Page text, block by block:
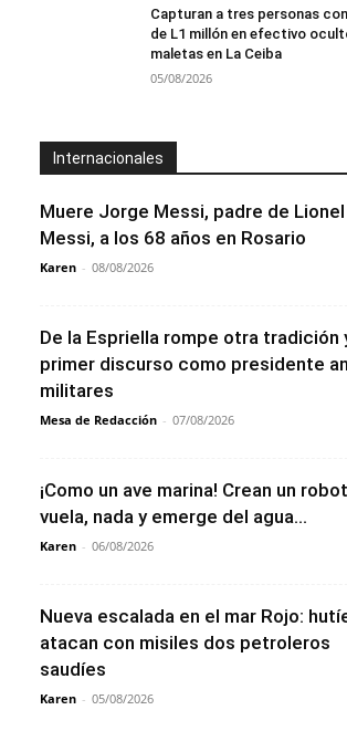
Capturan a tres personas
de L1 millón en efectivo
maletas en La Ceiba
05/08/2026
Internacionales
Muere Jorge Messi, padre de Lionel
Messi, a los 68 años en Rosario
Karen - 08/08/2026
De la Espriella rompe otra tradición
primer discurso como presidente
militares
Mesa de Redacción - 07/08/2026
¡Como un ave marina! Crean un
vuela, nada y emerge del agua...
Karen - 06/08/2026
Nueva escalada en el mar Rojo:
atacan con misiles dos petroleros
saudíes
Karen - 05/08/2026